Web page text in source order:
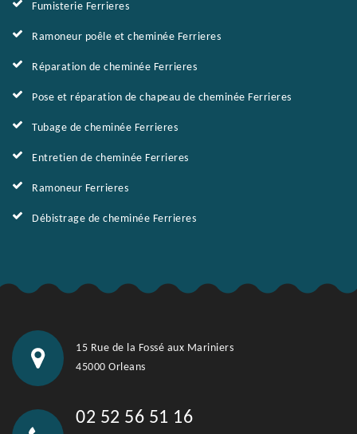
Fumisterie Ferrieres
Ramoneur poêle et cheminée Ferrieres
Réparation de cheminée Ferrieres
Pose et réparation de chapeau de cheminée Ferrieres
Tubage de cheminée Ferrieres
Entretien de cheminée Ferrieres
Ramoneur Ferrieres
Débistrage de cheminée Ferrieres
15 Rue de la Fossé aux Mariniers
45000 Orleans
02 52 56 51 16